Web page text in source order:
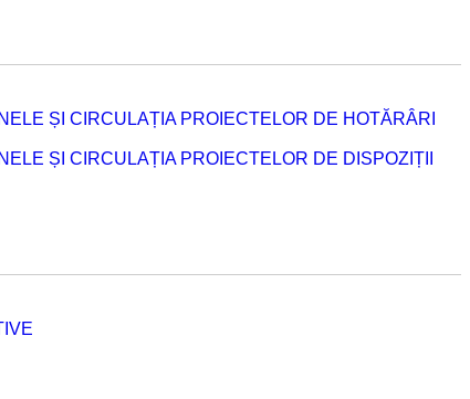
ȘI CIRCULAȚIA PROIECTELOR DE HOTĂRÂRI
ȘI CIRCULAȚIA PROIECTELOR DE DISPOZIȚII